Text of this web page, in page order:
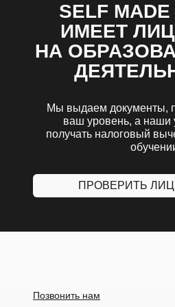
SELF MADE
ИМЕЕТ
НА
Мы выдаем документы,
ваш уровень, а наши
получать налоговый
ПРОВЕРИТЬ
Позвонить нам